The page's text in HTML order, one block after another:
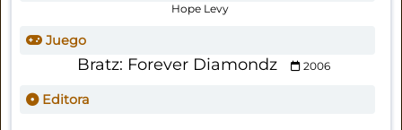
Hope Levy
Juego
Bratz: Forever Diamondz 2006
Editora